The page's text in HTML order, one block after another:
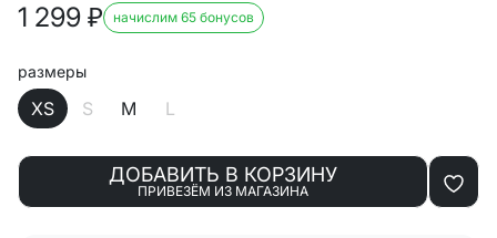
1 299 ₽ начислим 65 бонусов
размеры
XS S M L
ДОБАВИТЬ В КОРЗИНУ
ПРИВЕЗЁМ ИЗ МАГАЗИНА